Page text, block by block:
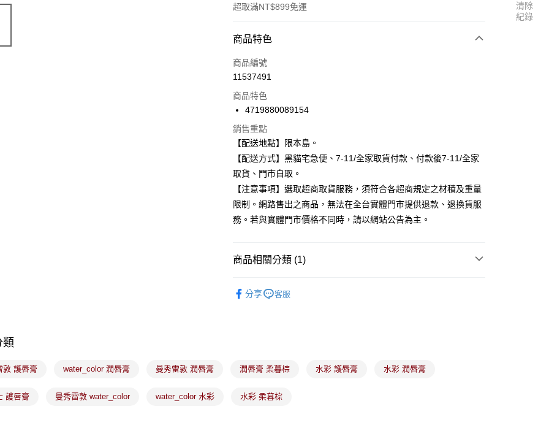
超取滿NT$899免運
付款方式
信用卡一次付款
合作金庫商業銀行
華南商業銀行
上海商業儲蓄銀行
國泰世華商業銀行
兆豐國際商業銀行
臺灣中小企業銀行
匯豐（台灣）商業銀行
華泰商業銀行
聯邦商業銀行
遠東國際商業銀行
玉山商業銀行
星展（台灣）商業銀行
超商取貨付款
LINE Pay
Apple Pay
街口支付
悠遊付
全盈+PAY
相關說明
3.實際核准額度、可分期數及費用金額請依後續交易確認頁面所載為準。
無法說明評估內容。
每筆NT$100，滿NT$899(含以上)免運費
商品特色
商品編號
11537491
商品特色
4719880089154
銷售重點
【配送地點】限本島。
【配送方式】黑貓宅急便、7-11/全家取貨付款、付款後7-11/全家
取貨、門市自取。
【注意事項】選取超商取貨服務，須符合各超商規定之材積及重量
限制。網路售出之商品，無法在全台實體門市提供退款、退換貨服
務。若與實體門市價格不同時，請以網站公告為主。
商品相關分類 (1)
分享
客服
類
敦 護唇膏 water_color 潤唇膏 曼秀雷敦 潤唇膏 潤唇膏 柔暮棕 水彩 護唇膏 水彩 潤唇膏
護唇膏 曼秀雷敦 water_color water_color 水彩 水彩 柔暮棕
清除
紀錄